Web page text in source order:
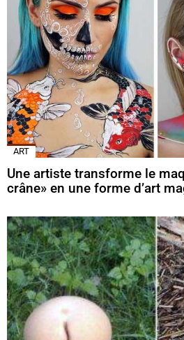
ART
Une artiste transforme le
crâne» en une forme d’art